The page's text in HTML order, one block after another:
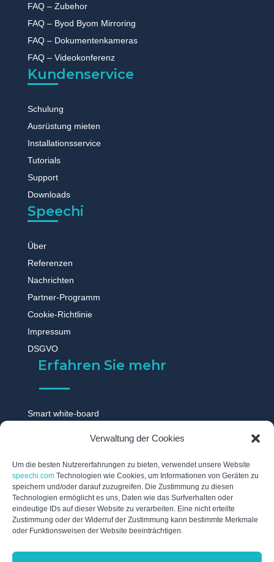
Verwaltung der Cookies
Um die besten Nutzererfahrungen zu bieten, verwendet unsere Website
speechi.com Technologien wie Cookies, um Informationen von Geräten zu
speichern und/oder darauf zuzugreifen. Die Zustimmung zu diesen
Technologien ermöglicht es uns, Daten wie das Surfverhalten oder
eindeutige IDs auf dieser Website zu verarbeiten. Eine nicht erteilte
Zustimmung oder der Widerruf der Zustimmung kann bestimmte Merkmale
oder Funktionsweisen der Website beeinträchtigen.
FAQ – Zubehor
FAQ – Byod Byom Mirroring
FAQ – Dokumentenkameras
FAQ – Videokonferenz
Kundenservice
Schulung
Ausrüstung mieten
Installationsservice
Tutorials
Support
Downloads
Speechi
Über
Referenzen
Nachrichten
Partner-Programm
Cookie-Richtlinie
Impressum
DSGVO
Erfahren Sie mehr
Smart white-board
Digitales whiteboard
Touch display
Digitale schwarzes brett
Interaktive tafel
Interaktives whiteboard
Elektronische tafel